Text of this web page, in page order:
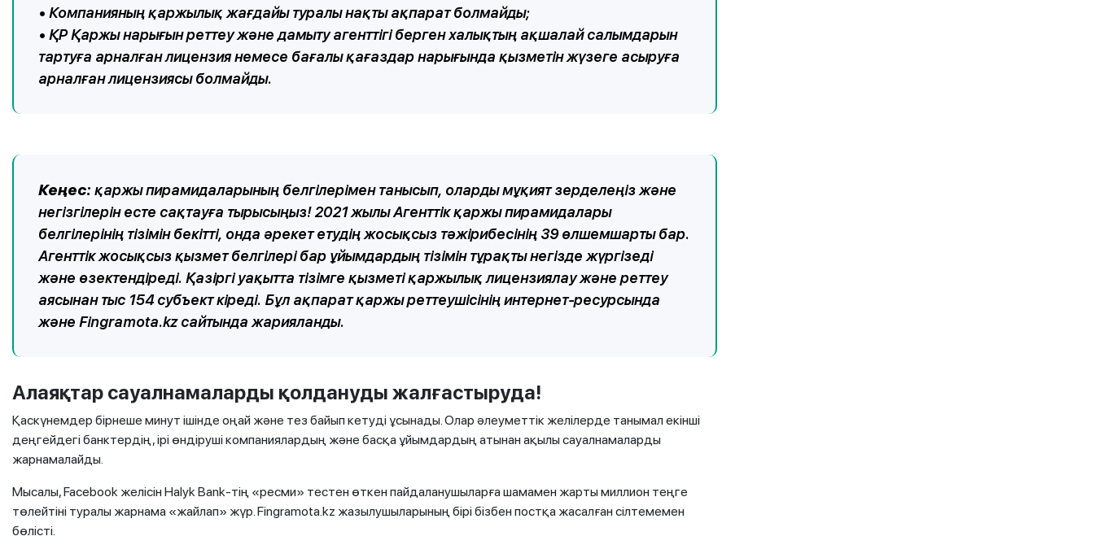
• Компанияның қаржылық жағдайы туралы нақты ақпарат болмайды;
• ҚР Қаржы нарығын реттеу және дамыту агенттігі берген халықтың ақшалай салымдарын
тартуға арналған лицензия немесе бағалы қағаздар нарығында қызметін жүзеге асыруға
арналған лицензиясы болмайды.
Кеңес: қаржы пирамидаларының белгілерімен танысып, оларды мұқият зерделеңіз және
негізгілерін есте сақтауға тырысыңыз! 2021 жылы Агенттік қаржы пирамидалары
белгілерінің тізімін бекітті, онда әрекет етудің жосықсыз тәжірибесінің 39 өлшемшарты бар.
Агенттік жосықсыз қызмет белгілері бар ұйымдардың тізімін тұрақты негізде жүргізеді
және өзектендіреді. Қазіргі уақытта тізімге қызметі қаржылық лицензиялау және реттеу
аясынан тыс 154 субъект кіреді. Бұл ақпарат қаржы реттеушісінің интернет-ресурсында
және Fingramota.kz сайтында жарияланды.
Алаяқтар сауалнамаларды қолдануды жалғастыруда!
Қаскүнемдер бірнеше минут ішінде оңай және тез байып кетуді ұсынады. Олар әлеуметтік желілерде танымал екінші
деңгейдегі банктердің, ірі өндіруші компаниялардың және басқа ұйымдардың атынан ақылы сауалнамаларды
жарнамалайды.
Мысалы, Facebook желісін Halyk Bank-тің «ресми» тестен өткен пайдаланушыларға шамамен жарты миллион теңге
төлейтіні туралы жарнама «жайлап» жүр. Fingramota.kz жазылушыларының бірі бізбен постқа жасалған сілтемемен
бөлісті.